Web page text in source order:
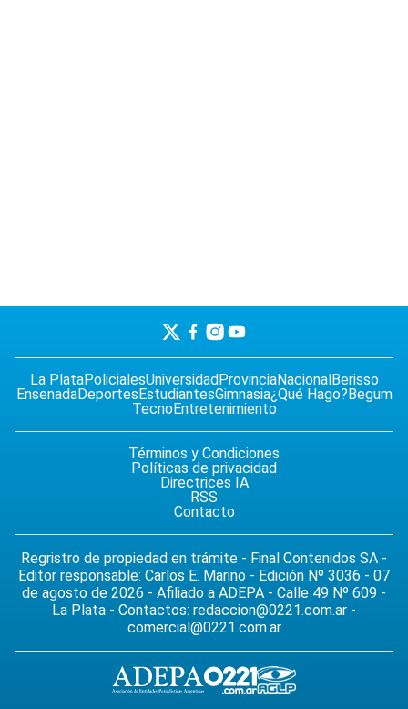
La PlataPolicialesUniversidadProvinciaNacionalBerisso
EnsenadaDeportesEstudiantesGimnasia¿Qué Hago?Begum
TecnoEntretenimiento
Términos y Condiciones
Políticas de privacidad
Directrices IA
RSS
Contacto
Regristro de propiedad en trámite - Final Contenidos SA -
Editor responsable: Carlos E. Marino - Edición Nº 3036 - 07
de agosto de 2026 - Afiliado a ADEPA - Calle 49 Nº 609 -
La Plata - Contactos: redaccion@0221.com.ar -
comercial@0221.com.ar